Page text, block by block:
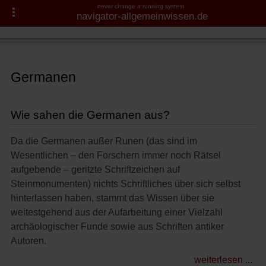
never change a running system
navigator-allgemeinwissen.de
Germanen
Wie sahen die Germanen aus?
Da die Germanen außer Runen (das sind im
Wesentlichen – den Forschern immer noch Rätsel
aufgebende – geritzte Schriftzeichen auf
Steinmonumenten) nichts Schriftliches über sich selbst
hinterlassen haben, stammt das Wissen über sie
weitestgehend aus der Aufarbeitung einer Vielzahl
archäologischer Funde sowie aus Schriften antiker
Autoren.
weiterlesen ...
Navigator-Medizin.de
► Medikamente
► Gesundheitsthemen
Germanen
Schlacht im Teutoburger Wald